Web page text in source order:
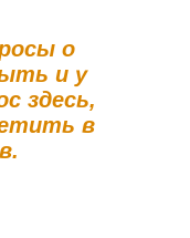
о
и у
здесь,
в